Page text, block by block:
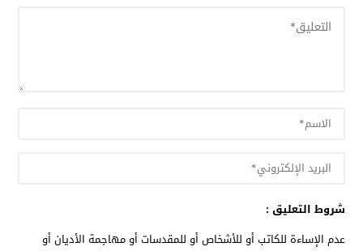
شروط التعليق :
عدم الإساءة للكاتب أو للأشخاص أو للمقدسات أو مهاجمة الأديان أو